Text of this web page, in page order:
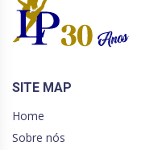
SITE MAP
Home
Sobre nós